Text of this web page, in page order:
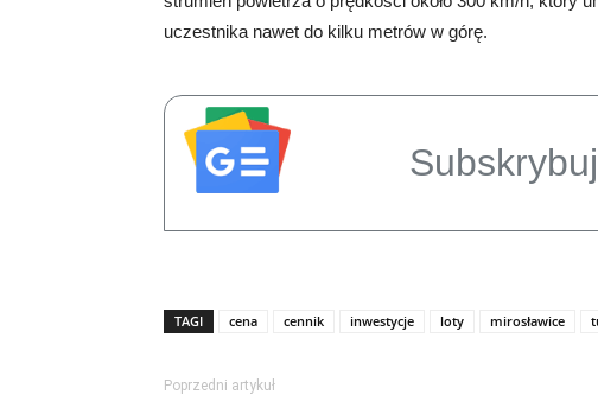
uczestnika nawet do kilku metrów w górę.
TAGI cena cennik inwestycje loty mirosławice
Poprzedni artykuł